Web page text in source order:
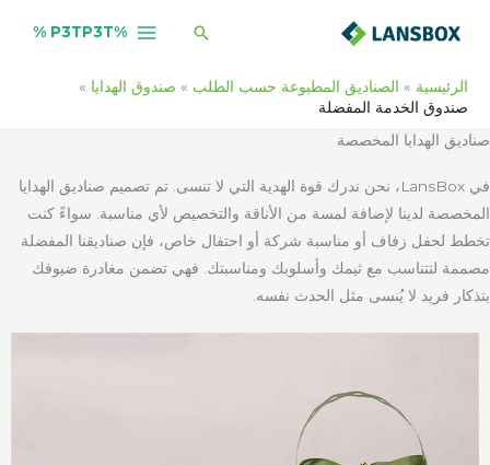
البحث %P3TP3T %
الرئيسية الصناديق المطبوعة حسب الطلب
صندوق الهدايا
صندوق الخدمة المفضلة
صناديق الهدايا المخصصة
في LansBox، نحن ندرك قوة الهدية التي لا تنسى. تم تصميم صناديق الهدايا
المخصصة لدينا لإضافة لمسة من الأناقة والتخصيص لأي مناسبة. سواءً كنت
تخطط لحفل زفاف أو مناسبة شركة أو احتفال خاص، فإن صناديقنا المفضلة
مصممة لتتناسب مع ثيمك وأسلوبك ومناسبتك. فهي تضمن مغادرة ضيوفك
بتذكار فريد لا يُنسى مثل الحدث نفسه.
×